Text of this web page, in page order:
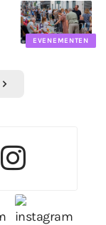
EVENEMENTEN